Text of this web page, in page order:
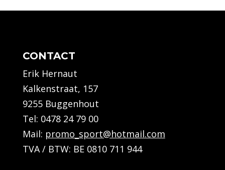
CONTACT
Erik Hernaut
Kalkenstraat, 157
9255 Buggenhout
Tel: 0478 24 79 00
Mail: promo_sport@hotmail.com
TVA / BTW: BE 0810 711 944